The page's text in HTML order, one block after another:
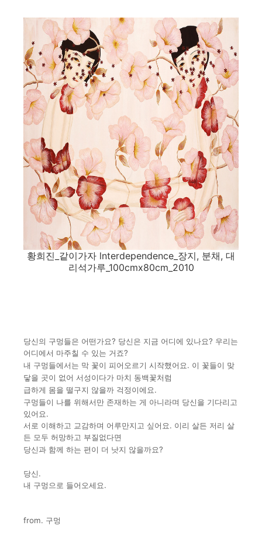
황희진_같이가자 lnterdependence_장지, 분채, 대
리석가루_100cmx80cm_2010
당신의 구멍들은 어떤가요? 당신은 지금 어디에 있나요? 우리는
어디에서 마주칠 수 있는 거죠?
내 구멍들에서는 막 꽃이 피어오르기 시작했어요. 이 꽃들이 맞
닿을 곳이 없어 서성이다가 마치 동백꽃처럼
급하게 몸을 떨구지 않을까 걱정이에요.
구멍들이 나를 위해서만 존재하는 게 아니라며 당신을 기다리고
있어요.
서로 이해하고 교감하며 어루만지고 싶어요. 이리 살든 저리 살
든 모두 허망하고 부질없다면
당신과 함께 하는 편이 더 낫지 않을까요?
당신.
내 구멍으로 들어오세요.
from. 구멍